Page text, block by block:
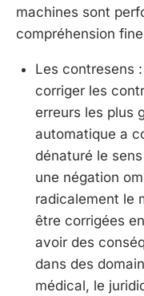
machines sont
compréhension
Les contresens
corriger les
erreurs les plus
automatique a
dénaturé le
une négation
radicalement le
être corrigées
avoir des
dans des
médical, le